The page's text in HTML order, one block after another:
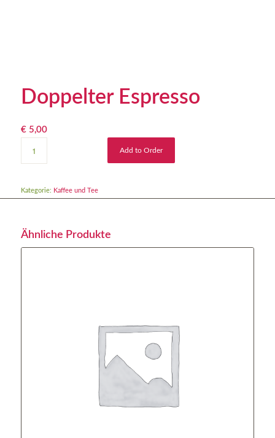
Doppelter Espresso
€5,00
Add to Order
Kategorie: Kaffee und Tee
Ähnliche Produkte